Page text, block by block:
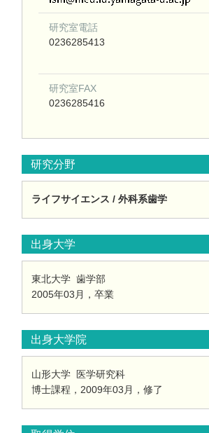
研究室電話
0236285413
研究室FAX
0236285416
研究分野
ライフサイエンス / 外科系歯学
出身大学
東北大学 歯学部
2005年03月，卒業
出身大学院
山形大学 医学研究科
博士課程，2009年03月，修了